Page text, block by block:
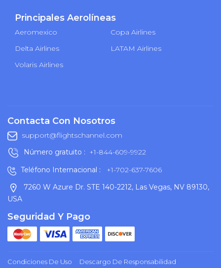
Principales Aerolíneas
Aeromexico
Copa Airlines
Delta Airlines
LATAM Airlines
Volaris Airlines
Contacta Con Nosotros
support@flightschannel.com
Número gratuito : +1-844-609-9922
Teléfono Internacional :
+1-702-637-7606
7260 W Azure Dr. STE 140-2212, Las Vegas, NV 89130,
USA
Seguridad Y Pago
Condiciones De Uso
Descargo De Responsabilidad